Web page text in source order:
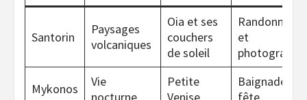
Santorin
Paysages
volcaniques
Oia et ses
couchers
de soleil
Randonnée
et
photographie
Mykonos
Vie
Petite
Baignade et